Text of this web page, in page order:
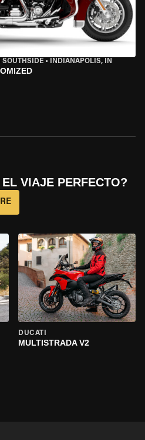
SOUTHSIDE • INDIANAPOLIS, IN
VIAJE PERFECTO?
DUCATI
MULTISTRADA V2